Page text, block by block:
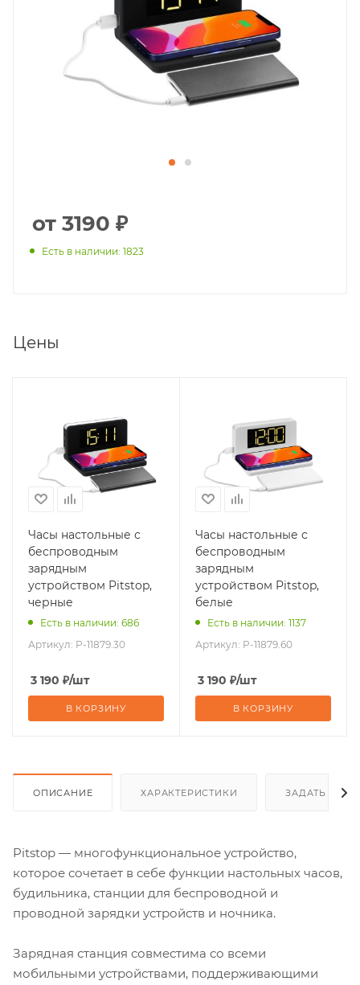
от 3190 ₽
Есть в наличии: 1823
Цены
Часы настольные с
беспроводным
зарядным
устройством Pitstop,
черные
Есть в наличии: 686
Артикул: P-11879.30
3 190 ₽/шт
В КОРЗИНУ
Часы настольные с
беспроводным
зарядным
устройством Pitstop,
белые
Есть в наличии: 1137
Артикул: P-11879.60
3 190 ₽/шт
В КОРЗИНУ
ОПИСАНИЕ ХАРАКТЕРИСТИКИ ЗАДАТЬ
Pitstop — многофункциональное устройство,
которое сочетает в себе функции настольных часов,
будильника, станции для беспроводной и
проводной зарядки устройств и ночника.
Зарядная станция совместима со всеми
мобильными устройствами, поддерживающими